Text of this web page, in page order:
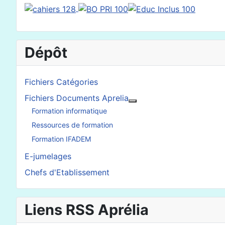
Dépôt
Fichiers Catégories
Fichiers Documents Aprelia
Formation informatique
Ressources de formation
Formation IFADEM
E-jumelages
Chefs d'Etablissement
Liens RSS Aprélia